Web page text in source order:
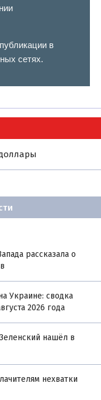
в
сетях.
рассказала о
Украине: сводка
2026 года
нашёл в
нехватки